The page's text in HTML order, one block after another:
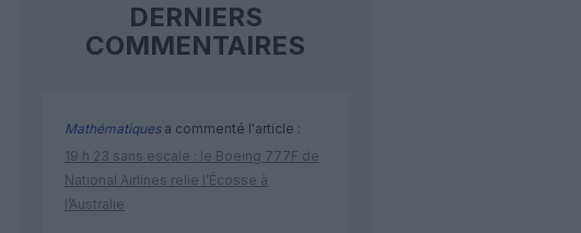
DERNIERS
COMMENTAIRES
Mathématiquesa commenté l'article :
19 h 23 sans escale : le Boeing 777F de
National Airlines relie l’Écosse à
l’Australie